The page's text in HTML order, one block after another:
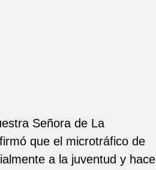
Señora de La
que el microtráfico de
a la juventud y hace